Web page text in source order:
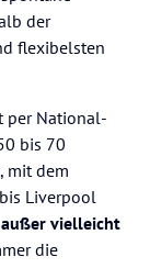
der
flexibelsten
per National-
bis 70
mit dem
Liverpool
vielleicht
die